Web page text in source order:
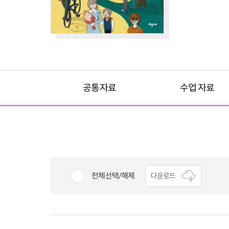
공통자료 수업 자료
전체선택/해제 다운로드